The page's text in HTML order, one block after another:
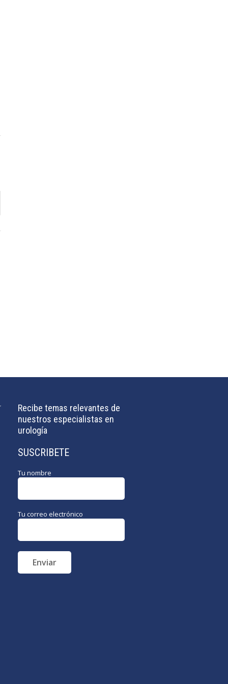
Recibe temas relevantes de
nuestros especialistas en
urología
SUSCRIBETE
Tu nombre
Tu correo electrónico